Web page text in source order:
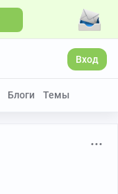
Вход
Блоги Темы